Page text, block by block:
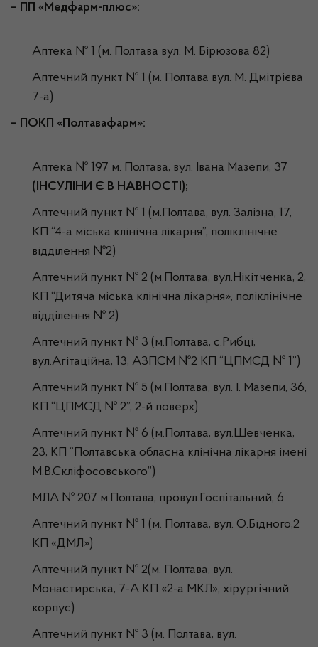
– ПП «Медфарм-плюс»:
Аптека № 1 (м. Полтава вул. М. Бірюзова 82)
Аптечний пункт № 1 (м. Полтава вул. М. Дмітрієва
7-а)
– ПОКП «Полтавафарм»:
Аптека № 197 м. Полтава, вул. Івана Мазепи, 37
(ІНСУЛІНИ Є В НАВНОСТІ);
Аптечний пункт № 1 (м.Полтава, вул. Залізна, 17,
КП “4-а міська клінічна лікарня”, поліклінічне
відділення №2)
Аптечний пункт № 2 (м.Полтава, вул.Нікітченка, 2,
КП “Дитяча міська клінічна лікарня», поліклінічне
відділення № 2)
Аптечний пункт № 3 (м.Полтава, с.Рибці,
вул.Агітаційна, 13, АЗПСМ №2 КП “ЦПМСД № 1”)
Аптечний пункт № 5 (м.Полтава, вул. І. Мазепи, 36,
КП “ЦПМСД № 2”, 2-й поверх)
Аптечний пункт № 6 (м.Полтава, вул.Шевченка,
23, КП “Полтавська обласна клінічна лікарня імені
М.В.Скліфосовського”)
МЛА № 207 м.Полтава, провул.Госпітальний, 6
Аптечний пункт № 1 (м. Полтава, вул. О.Бідного,2
КП «ДМЛ»)
Аптечний пункт № 2(м. Полтава, вул.
Монастирська, 7-А КП «2-а МКЛ», хірургічний
корпус)
Аптечний пункт № 3 (м. Полтава, вул.